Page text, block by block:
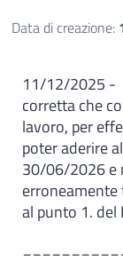
Data di creazione:
11/12/2025 -
corretta che
lavoro, per
poter aderire
30/06/2026 e
erroneamente
al punto 1. del